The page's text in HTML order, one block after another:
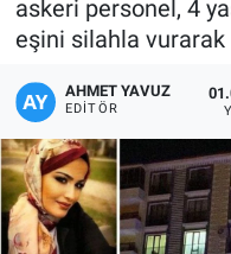
askeri personel, 4
eşini silahla vurarak
AHMET YAVUZ
EDITÖR